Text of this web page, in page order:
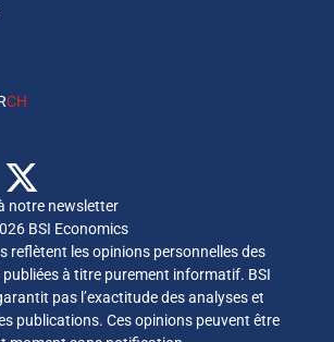
CH
notre newsletter
BSI Economics
reflètent les opinions personnelles des
à titre purement informatif. BSI
pas l’exactitude des analyses et
publications. Ces opinions peuvent être